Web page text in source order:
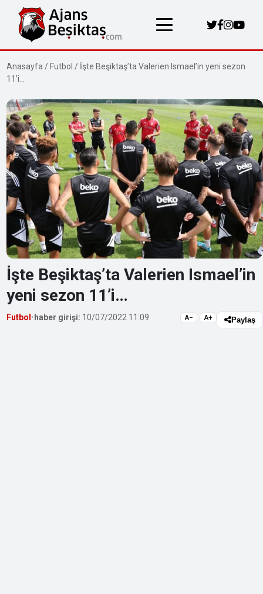
Anasayfa / Futbol / İşte Beşiktaş’ta Valerien Ismael’in yeni sezon
11’i…
İşte Beşiktaş’ta Valerien Ismael’in
yeni sezon 11’i…
Futbol•haber girişi: 10/07/2022 11:09 A− A+ Paylaş